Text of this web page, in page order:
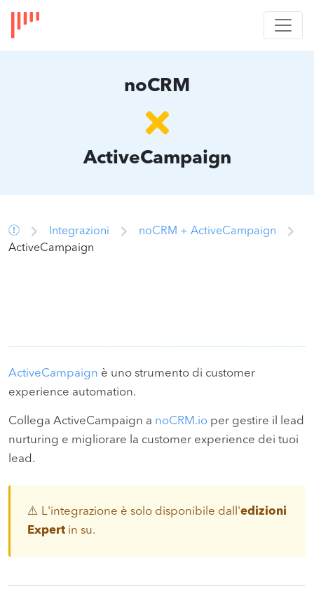
noCRM
ActiveCampaign
Integrazioni
noCRM + ActiveCampaign
ActiveCampaign
ActiveCampaign è uno strumento di customer
experience automation.
Collega ActiveCampaign a noCRM.io per gestire il lead
nurturing e migliorare la customer experience dei tuoi
lead.
⚠️ L'integrazione è solo disponibile dall'edizioni
Expert in su.